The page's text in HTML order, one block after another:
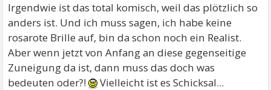
Irgendwie ist das total komisch, weil das plötzlich so
anders ist. Und ich muss sagen, ich habe keine
rosarote Brille auf, bin da schon noch ein Realist.
Aber wenn jetzt von Anfang an diese gegenseitige
Zuneigung da ist, dann muss das doch was
bedeuten oder?!
Vielleicht ist es Schicksal...